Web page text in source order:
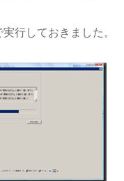
行しておきました。